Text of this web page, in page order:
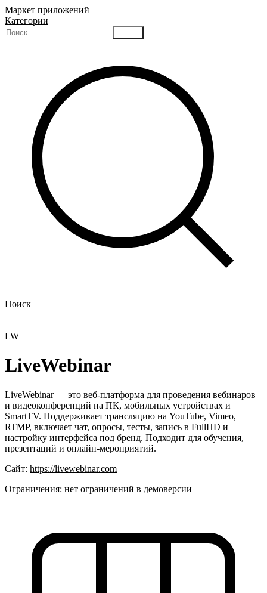
Маркет приложений
Категории
Поиск
LW
LiveWebinar
LiveWebinar — это веб-платформа для проведения вебинаров
и видеоконференций на ПК, мобильных устройствах и
SmartTV. Поддерживает трансляцию на YouTube, Vimeo,
RTMP, включает чат, опросы, тесты, запись в FullHD и
настройку интерфейса под бренд. Подходит для обучения,
презентаций и онлайн-мероприятий.
Сайт: https://livewebinar.com
Ограничения: нет ограничений в демоверсии